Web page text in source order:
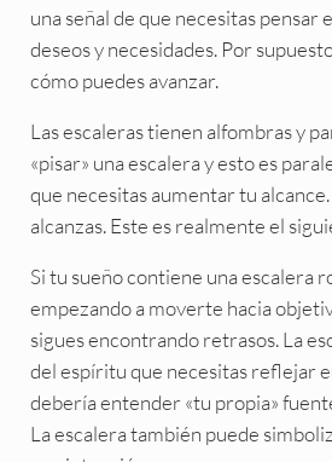
una señal de que necesitas pensar
deseos y necesidades. Por
cómo puedes avanzar.
Las escaleras tienen alfombras y
«pisar» una escalera y esto es
que necesitas aumentar tu
alcanzas. Este es realmente el
Si tu sueño contiene una escalera
empezando a moverte hacia
sigues encontrando retrasos. La
del espíritu que necesitas reflejar
debería entender «tu propia»
La escalera también puede